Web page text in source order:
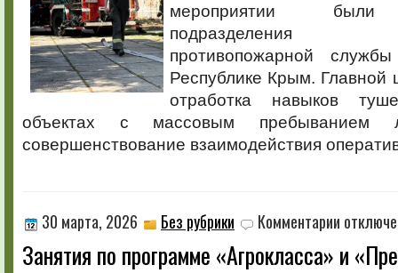
мероприятии были
подразделения
противопожарной
Республике Крым. Главной
отработка навыков
объектах с массовым
совершенствование взаимодействия
30 марта, 2026 Без рубрики Комментарии записи
Занятия
по
Занятия по программе «Агрокласса» и